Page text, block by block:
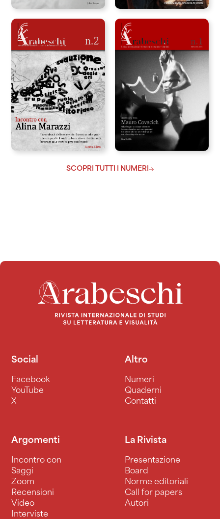
SCOPRI TUTTI I NUMERI
Social
Facebook
YouTube
X
Altro
Numeri
Quaderni
Contatti
Argomenti
Incontro con
Saggi
Zoom
Recensioni
Video
Interviste
La Rivista
Presentazione
Board
Norme editoriali
Call for papers
Autori